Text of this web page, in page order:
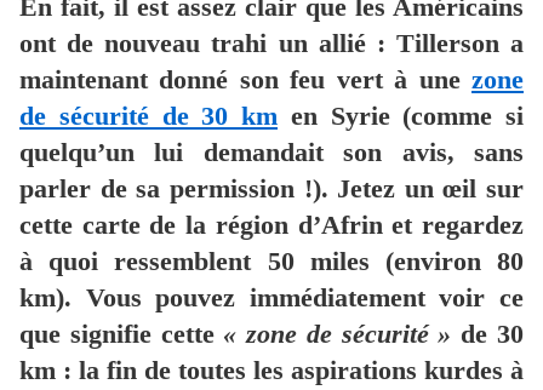
En fait, il est assez clair que les Américains
ont de nouveau trahi un allié : Tillerson a
maintenant donné son feu vert à une zone
de sécurité de 30 km en Syrie (comme si
quelqu’un lui demandait son avis, sans
parler de sa permission !). Jetez un œil sur
cette carte de la région d’Afrin et regardez
à quoi ressemblent 50 miles (environ 80
km). Vous pouvez immédiatement voir ce
que signifie cette « zone de sécurité » de 30
km : la fin de toutes les aspirations kurdes à